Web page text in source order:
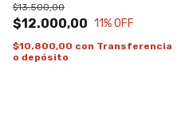
$12.000,00
$13.500,00
11% OFF
$10.800,00 con Transferencia
o depósito